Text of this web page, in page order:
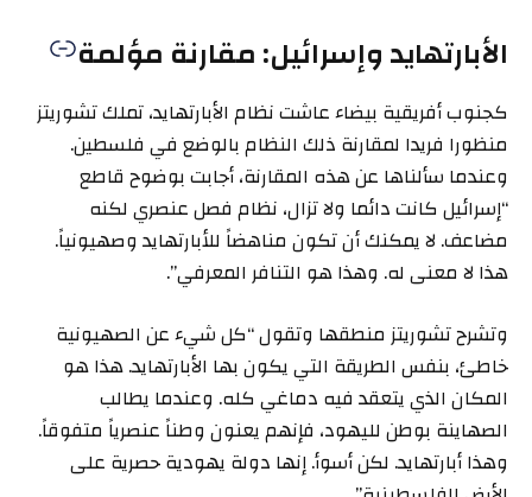
الأبارتهايد وإسرائيل: مقارنة مؤلمة
كجنوب أفريقية بيضاء عاشت نظام الأبارتهايد، تملك تشوريتز
منظورا فريدا لمقارنة ذلك النظام بالوضع في فلسطين.
وعندما سألناها عن هذه المقارنة، أجابت بوضوح قاطع
“إسرائيل كانت دائما ولا تزال، نظام فصل عنصري لكنه
مضاعف. لا يمكنك أن تكون مناهضاً للأبارتهايد وصهيونياً.
هذا لا معنى له. وهذا هو التنافر المعرفي”.
وتشرح تشوريتز منطقها وتقول “كل شيء عن الصهيونية
خاطئ، بنفس الطريقة التي يكون بها الأبارتهايد. هذا هو
المكان الذي يتعقد فيه دماغي كله. وعندما يطالب
الصهاينة بوطن لليهود، فإنهم يعنون وطناً عنصرياً متفوقاً.
وهذا أبارتهايد. لكن أسوأ. إنها دولة يهودية حصرية على